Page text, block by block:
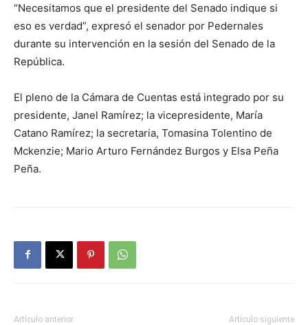
“Necesitamos que el presidente del Senado indique si
eso es verdad”, expresó el senador por Pedernales
durante su intervención en la sesión del Senado de la
República.
El pleno de la Cámara de Cuentas está integrado por su
presidente, Janel Ramírez; la vicepresidente, María
Catano Ramírez; la secretaria, Tomasina Tolentino de
Mckenzie; Mario Arturo Fernández Burgos y Elsa Peña
Peña.
Artículo anterior Artículo siguiente